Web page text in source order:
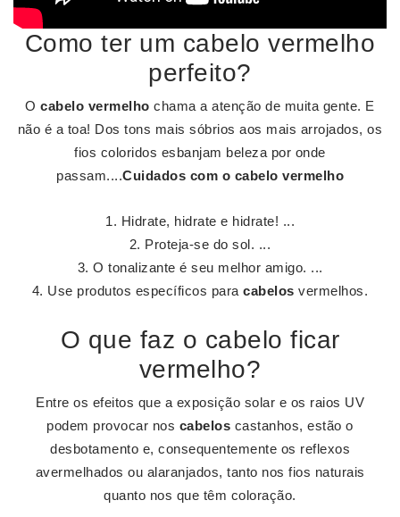
Como ter um cabelo vermelho
perfeito?
Ocabelo vermelho chama a atenção de muita gente. E
não é a toa! Dos tons mais sóbrios aos mais arrojados, os
fios coloridos esbanjam beleza por onde
passam....Cuidados com o cabelo vermelho
Hidrate, hidrate e hidrate! ...
Proteja-se do sol. ...
O tonalizante é seu melhor amigo. ...
Use produtos específicos paracabelos vermelhos.
O que faz o cabelo ficar
vermelho?
Entre os efeitos que a exposição solar e os raios UV
podem provocar nos cabelos castanhos, estão o
desbotamento e, consequentemente os reflexos
avermelhados ou alaranjados, tanto nos fios naturais
quanto nos que têm coloração.